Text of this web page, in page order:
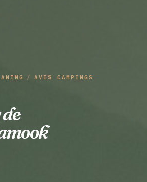
/ AVIS CAMPINGS